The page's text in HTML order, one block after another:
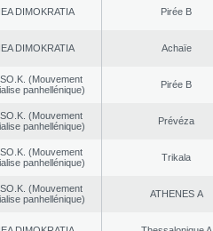
DΙMOKRATIA Pirée B
DΙMOKRATIA Achaïe
(Mouvement
panhellénique)
Pirée B
(Mouvement
panhellénique)
Prévéza
(Mouvement
panhellénique)
Trikala
(Mouvement
panhellénique)
ATHENES Α